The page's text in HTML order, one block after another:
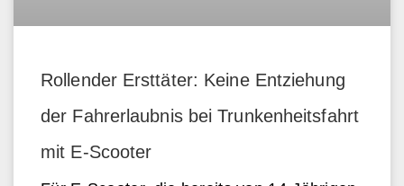
Rollender Ersttäter: Keine Entziehung
der Fahrerlaubnis bei Trunkenheitsfahrt
mit E-Scooter